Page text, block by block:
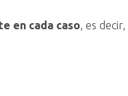
en cada caso , es